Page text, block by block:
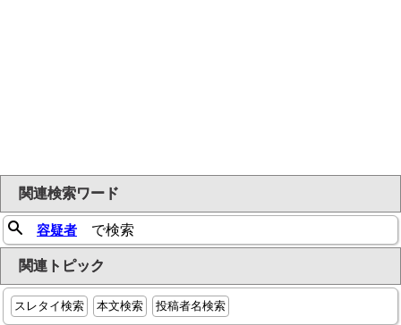
関連検索ワード
容疑者 で検索
関連トピック
スレタイ検索 本文検索 投稿者名検索